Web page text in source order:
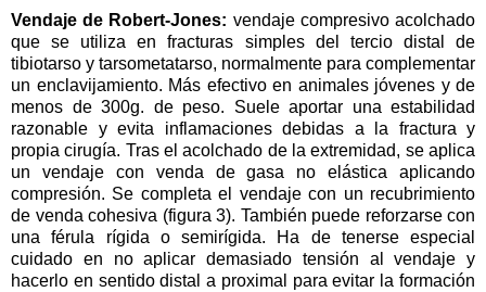
Vendaje de Robert-Jones: vendaje compresivo acolchado
que se utiliza en fracturas simples del tercio distal de
tibiotarso y tarsometatarso, normalmente para complementar
un enclavijamiento. Más efectivo en animales jóvenes y de
menos de 300g. de peso. Suele aportar una estabilidad
razonable y evita inflamaciones debidas a la fractura y
propia cirugía. Tras el acolchado de la extremidad, se aplica
un vendaje con venda de gasa no elástica aplicando
compresión. Se completa el vendaje con un recubrimiento
de venda cohesiva (figura 3). También puede reforzarse con
una férula rígida o semirígida. Ha de tenerse especial
cuidado en no aplicar demasiado tensión al vendaje y
hacerlo en sentido distal a proximal para evitar la formación